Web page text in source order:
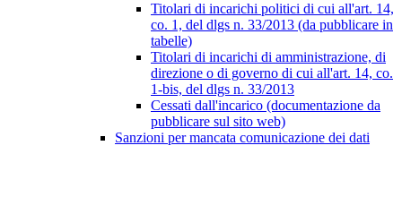
Titolari di incarichi politici di cui all'art. 14,
co. 1, del dlgs n. 33/2013 (da pubblicare in
tabelle)
Titolari di incarichi di amministrazione, di
direzione o di governo di cui all'art. 14, co.
1-bis, del dlgs n. 33/2013
Cessati dall'incarico (documentazione da
pubblicare sul sito web)
Sanzioni per mancata comunicazione dei dati